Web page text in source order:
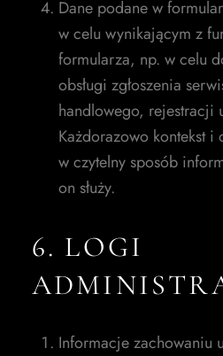
Dane podane w
w celu wynikającym z
formularza, np. w celu
obsługi zgłoszenia
handlowego, rejestracji
Każdorazowo kontekst i
w czytelny sposób
on służy.
6. LOGI
Informacje zachowaniu